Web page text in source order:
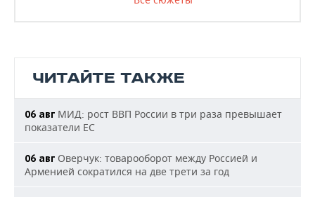
ЧИТАЙТЕ ТАКЖЕ
06 авг МИД: рост ВВП России в три раза превышает
показатели ЕС
06 авг Оверчук: товарооборот между Россией и
Арменией сократился на две трети за год